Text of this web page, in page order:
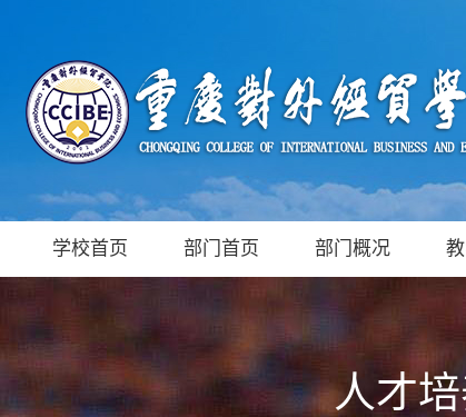
学校首页 部门首页 部门概况
人才